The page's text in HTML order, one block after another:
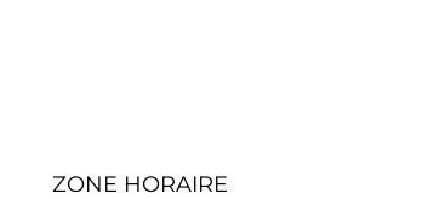
ZONE HORAIRE